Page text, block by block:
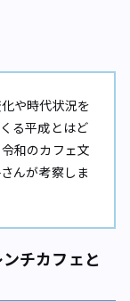
や時代状況を
る平成とはど
和のカフェ文
んが考察しま
チカフェと